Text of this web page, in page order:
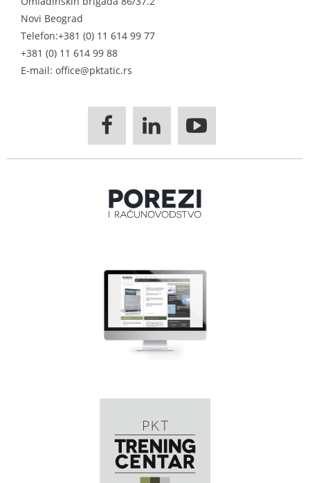
Novi Beograd
Telefon:+381 (0) 11 614 99 77
+381 (0) 11 614 99 88
E-mail: office@pktatic.rs
  